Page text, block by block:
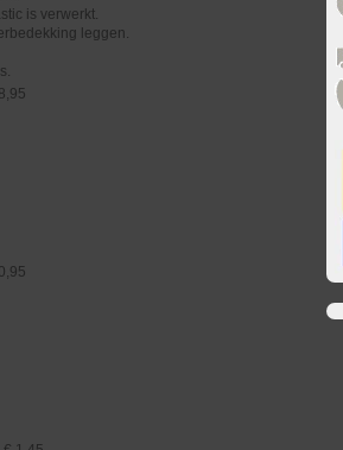
is verwerkt.
leggen.